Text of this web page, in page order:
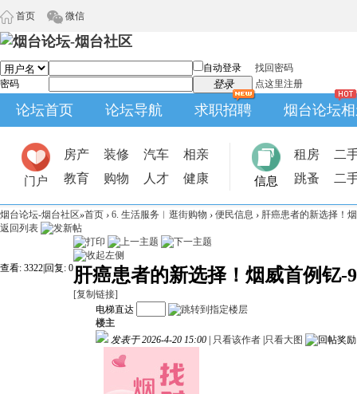
首页 微信
自动登录
找回密码
密码
登录 点这里注册
论坛首页 论坛导航 求职招聘 烟台论坛
门户
房产 装修 汽车
相亲
教育
购物 人才 健康 信息
租房
二
跳蚤
二
烟台论坛-烟台社区»首页 › 6. 生活服务︱逛街购物 › 便民信息 › 肝癌患者的新选择！
返回列表
查看: 3322 回复: 0肝癌患者的新选择！烟威首例钇
[复制链接]
电梯直达
楼主
发表于 2026-4-20 15:00
只看该作者 只看大图